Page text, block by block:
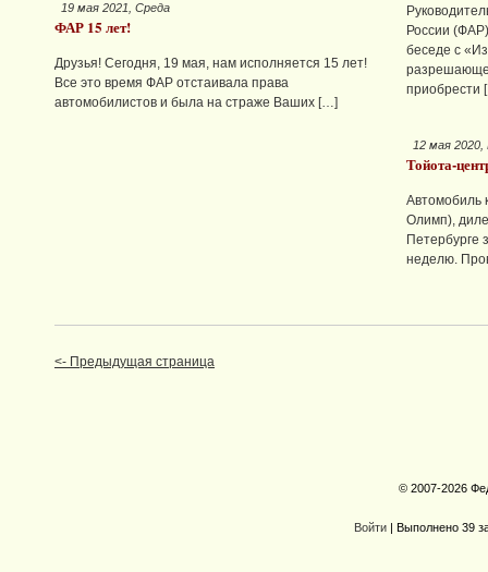
19 мая 2021, Среда
ФАР 15 лет!
Друзья! Сегодня, 19 мая, нам исполняется 15 лет!
Все это время ФАР отстаивала права
автомобилистов и была на страже Ваших […]
России
беседе с
приобрести
12 мая 2020,
Тойота-
Автомобиль
Олимп),
Петербурге
неделю.
<- Предыдущая страница
© 2007-2026
Войти| Выполнено 39